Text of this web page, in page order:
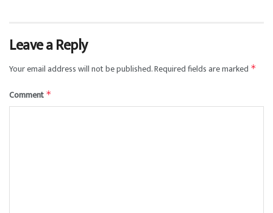
Leave a Reply
Your email address will not be published.Required fields are marked *
Comment *